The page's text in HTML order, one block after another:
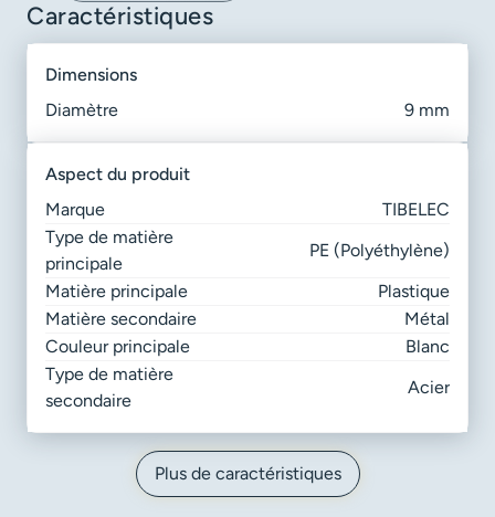
Caractéristiques
dimensions
Diamètre
9 mm
aspect du produit
Marque
TIBELEC
Type de matière
principale
PE (Polyéthylène)
Matière principale
Plastique
Matière secondaire
Métal
Couleur principale
Blanc
Type de matière
secondaire
Acier
Plus de caractéristiques